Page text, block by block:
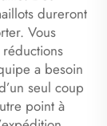
dureront
Vous
a besoin
seul coup
point à